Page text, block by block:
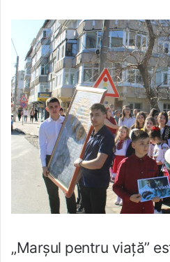
„Marșul pentru viață”